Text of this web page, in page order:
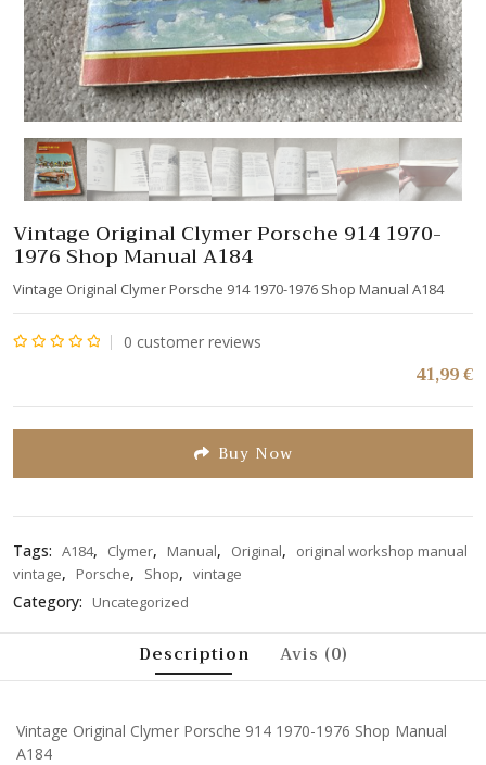
Vintage Original Clymer Porsche 914 1970-
1976 Shop Manual A184
Vintage Original Clymer Porsche 914 1970-1976 Shop Manual A184
0 customer reviews
41,99€
Buy Now
Tags: A184, Clymer, Manual, Original,
original workshop manual
vintage, Porsche, Shop, vintage
Category: Uncategorized
Description Avis (0)
Vintage Original Clymer Porsche 914 1970-1976 Shop Manual
A184